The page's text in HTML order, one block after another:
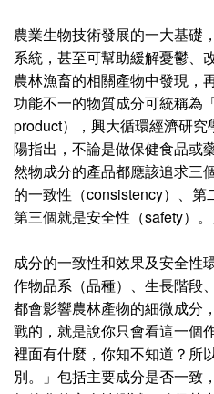
農業生物技術發展的一大基礎
系統，甚至可幫助緩解憂鬱、
農林漁畜的相關產物中發現，
功能不一的物質成分可統稱為
product），興大循環經濟研究
陽指出，不論是做保健食品或
然物成分的產品都應該追求三
的一致性（consistency）、第
第三個就是安全性（safety）。
成分的一致性和效果及安全性
作物品系（品種）、生長階段
都會影響農林產物的細微成分
戰的，就是說你只會看這一個
裡面有什麼，你知不知道？所
別。」包括主要成分是否一致